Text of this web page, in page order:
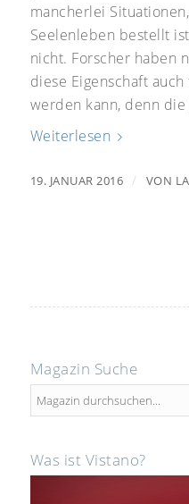
mancherlei
Seelenleben bestellt
nicht. Forscher haben
diese Eigenschaft
werden kann, denn
Weiterlesen
19. JANUAR 2016 / VON
Magazin Suche
Was ist Vistano?